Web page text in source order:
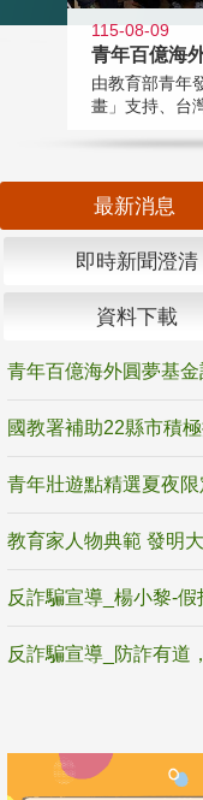
115-08-09
青年百億海
由教育部青年
畫」支持、台
最新消息
即時新聞澄清
資料下載
反詐騙宣導_楊小黎-假